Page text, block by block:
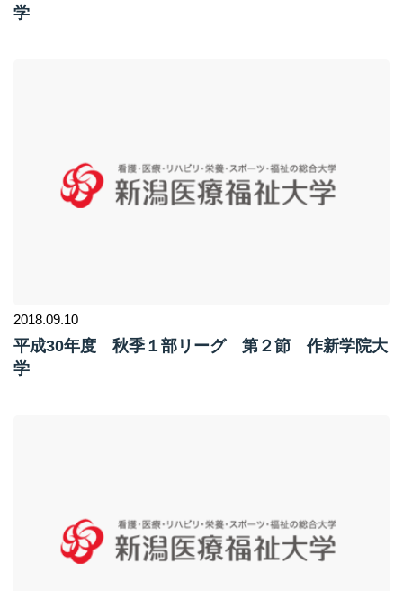
学
2018.09.10
平成30年度 秋季１部リーグ 第２節 作新学院大
学